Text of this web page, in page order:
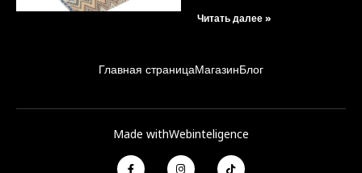
Читать далее »
Главная страницаМагазинБлог
Made withWebinteligence